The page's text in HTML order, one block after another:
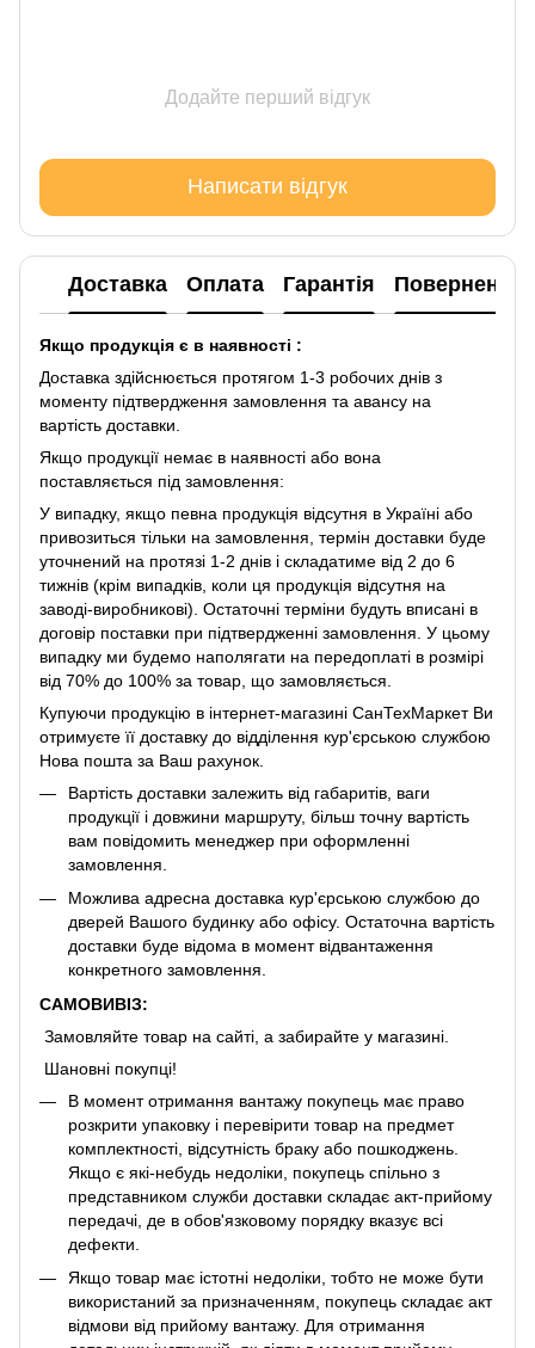
Додайте перший відгук
Написати відгук
Доставка Оплата Гарантія Повернення
Якщо продукція є в наявності :
Доставка здійснюється протягом 1-3 робочих днів з
моменту підтвердження замовлення та авансу на
вартість доставки.
Якщо продукції немає в наявності або вона
поставляється під замовлення:
У випадку, якщо певна продукція відсутня в Україні або
привозиться тільки на замовлення, термін доставки буде
уточнений на протязі 1-2 днів і складатиме від 2 до 6
тижнів (крім випадків, коли ця продукція відсутня на
заводі-виробникові). Остаточні терміни будуть вписані в
договір поставки при підтвердженні замовлення. У цьому
випадку ми будемо наполягати на передоплаті в розмірі
від 70% до 100% за товар, що замовляється.
Купуючи продукцію в інтернет-магазині СанТехМаркет Ви
отримуєте її доставку до відділення кур'єрською службою
Нова пошта за Ваш рахунок.
Вартість доставки залежить від габаритів, ваги
продукції і довжини маршруту, більш точну вартість
вам повідомить менеджер при оформленні
замовлення.
Можлива адресна доставка кур'єрською службою до
дверей Вашого будинку або офісу. Остаточна вартість
доставки буде відома в момент відвантаження
конкретного замовлення.
САМОВИВІЗ:
Замовляйте товар на сайті, а забирайте у магазині.
Шановні покупці!
В момент отримання вантажу покупець має право
розкрити упаковку і перевірити товар на предмет
комплектності, відсутність браку або пошкоджень.
Якщо є які-небудь недоліки, покупець спільно з
представником служби доставки складає акт-прийому
передачі, де в обов'язковому порядку вказує всі
дефекти.
Якщо товар має істотні недоліки, тобто не може бути
використаний за призначенням, покупець складає акт
відмови від прийому вантажу. Для отримання